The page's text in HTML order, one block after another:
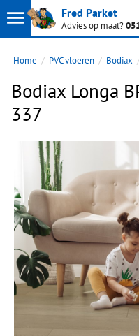
ToonFred Parket
Advies op maat?
Home PVC vloeren Bodiax
Bodiax Longa
337